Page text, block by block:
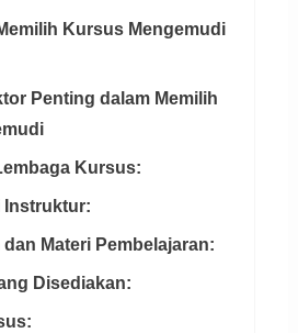
Kursus Mengemudi
Penting dalam Memilih
Kursus:
Instruktur:
Materi Pembelajaran:
Disediakan: